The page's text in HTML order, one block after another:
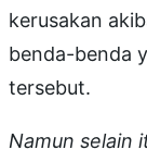
kerusakan
benda-benda
tersebut.
Namun selain